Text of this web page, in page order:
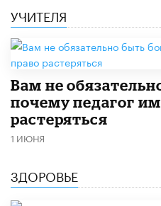
УЧИТЕЛЯ
​Вам не
почему педагог
растеряться
1 ИЮНЯ
ЗДОРОВЬЕ